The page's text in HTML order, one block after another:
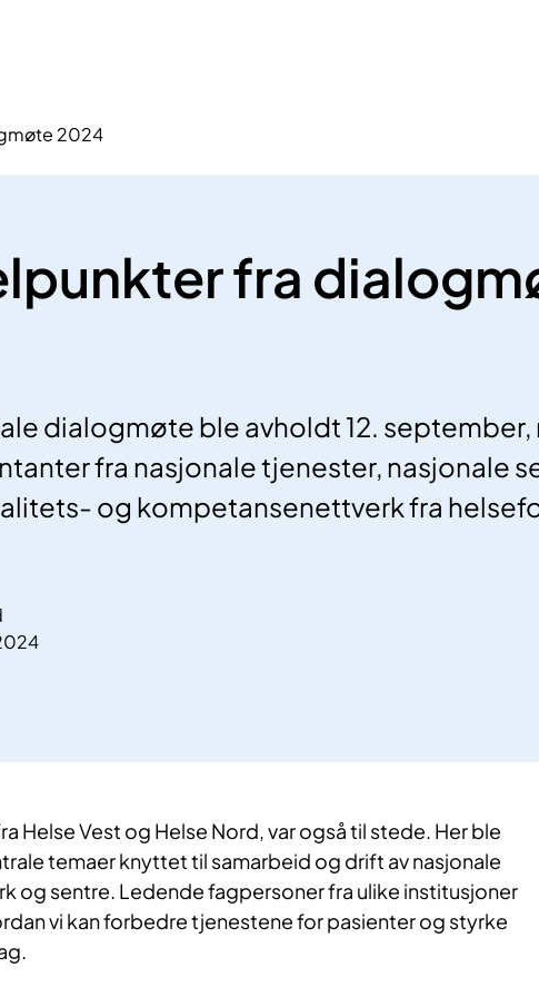
2024
fra
dialogmøte ble avholdt 12.
fra nasjonale tjenester, nasjonale
og kompetansenettverk fra
Helse Vest og Helse Nord, var også til stede. Her ble
temaer knyttet til samarbeid og drift av nasjonale
og sentre. Ledende fagpersoner fra ulike institusjoner
vi kan forbedre tjenestene for pasienter og styrke